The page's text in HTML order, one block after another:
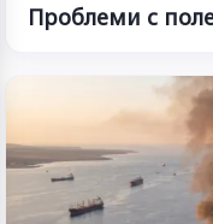
Проблеми с